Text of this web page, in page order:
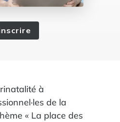
à
de la
« La place des